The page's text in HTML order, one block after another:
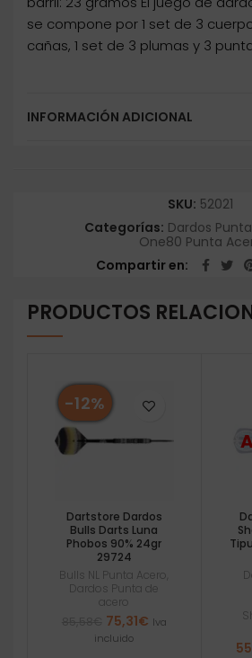
se compone por 1 set de 3
cañas, 1 set de 3 plumas y 3
INFORMACIÓN ADICIONAL
SKU: 52021
Categorías: Dardos
One80 Punta
Compartir en
PRODUCTOS
-12%
Dartstore Dardos
Bulls Darts Luna
Phobos 90% 24gr
29724
Bulls NL Punta Acero
Dardos Punta de
acero
El
precio
75,31€ElIva
incluido